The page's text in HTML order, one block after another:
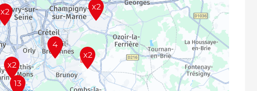
13
x2
x2
4
x2
x2